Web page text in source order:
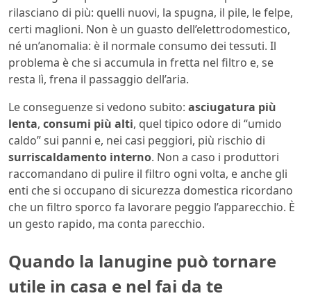
rilasciano di più: quelli nuovi, la spugna, il pile, le felpe,
certi maglioni. Non è un guasto dell’elettrodomestico,
né un’anomalia: è il normale consumo dei tessuti. Il
problema è che si accumula in fretta nel filtro e, se
resta lì, frena il passaggio dell’aria.
Le conseguenze si vedono subito: asciugatura più
lenta, consumi più alti, quel tipico odore di “umido
caldo” sui panni e, nei casi peggiori, più rischio di
surriscaldamento interno. Non a caso i produttori
raccomandano di pulire il filtro ogni volta, e anche gli
enti che si occupano di sicurezza domestica ricordano
che un filtro sporco fa lavorare peggio l’apparecchio. È
un gesto rapido, ma conta parecchio.
Quando la lanugine può tornare
utile in casa e nel fai da te